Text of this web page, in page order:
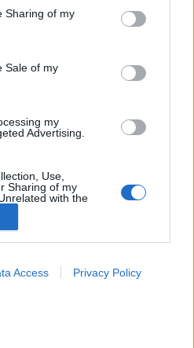
behaviour. You may click to
and its third-party tags to
purposes in below Google
Sharing of my
Sale of my
my
Advertising.
Use,
Sharing of my
with the
collected.
Access Privacy Policy
Küldés Messengeren